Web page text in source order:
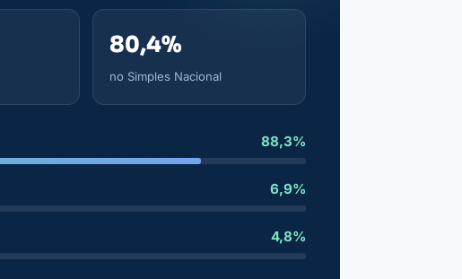
80,4%
no Simples Nacional
88,3%
6,9%
4,8%